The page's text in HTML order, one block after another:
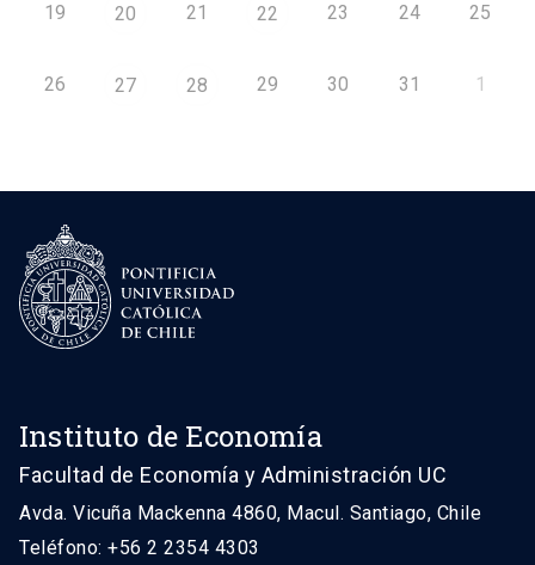
19 20 21 22 23 24 25
26 27 28 29 30 31 1
Instituto de Economía
Facultad de Economía y Administración UC
Avda. Vicuña Mackenna 4860, Macul. Santiago, Chile
Teléfono: +56 2 2354 4303